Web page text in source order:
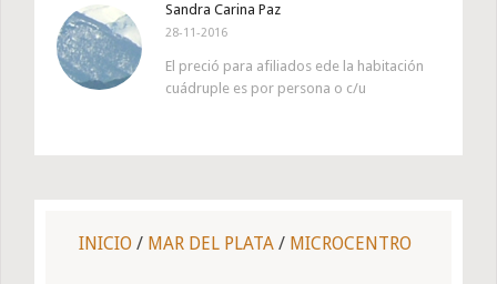
Sandra Carina Paz
28-11-2016
El preció para afiliados ede la habitación
cuádruple es por persona o c/u
INICIO / MAR DEL PLATA / MICROCENTRO